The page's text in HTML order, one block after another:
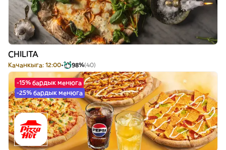
CHILITA
Качанкыга: 12:00 98%(40)
-15% бардык менюга
-25% бардык менюга